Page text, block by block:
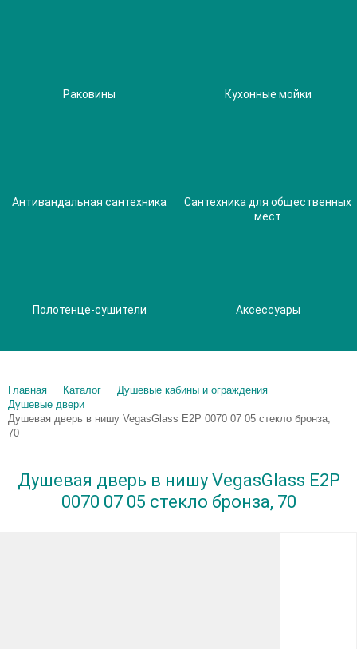
Раковины Кухонные мойки
Антивандальная сантехника
Сантехника для общественных
мест
Полотенце-сушители Аксессуары
Главная Каталог
Душевые кабины и ограждения
Душевые двери
Душевая дверь в нишу VegasGlass E2P 0070 07 05 стекло бронза,
70
Душевая дверь в нишу VegasGlass E2P
0070 07 05 стекло бронза, 70